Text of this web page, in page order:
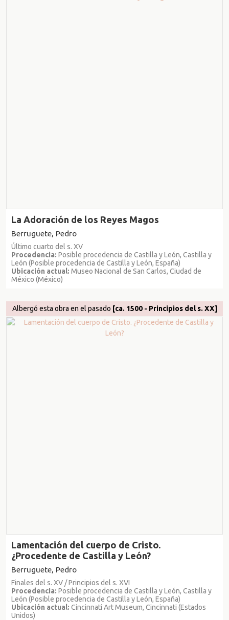
La Adoración de los Reyes Magos
Berruguete, Pedro
Último cuarto del s. XV
Procedencia: Posible procedencia de Castilla y León, Castilla y
León (Posible procedencia de Castilla y León, España)
Ubicación actual: Museo Nacional de San Carlos, Ciudad de
México (México)
Albergó esta obra en el pasado [ca. 1500 - Principios del s. XX]
Lamentación del cuerpo de Cristo.
¿Procedente de Castilla y León?
Berruguete, Pedro
Finales del s. XV / Principios del s. XVI
Procedencia: Posible procedencia de Castilla y León, Castilla y
León (Posible procedencia de Castilla y León, España)
Ubicación actual: Cincinnati Art Museum, Cincinnati (Estados
Unidos)